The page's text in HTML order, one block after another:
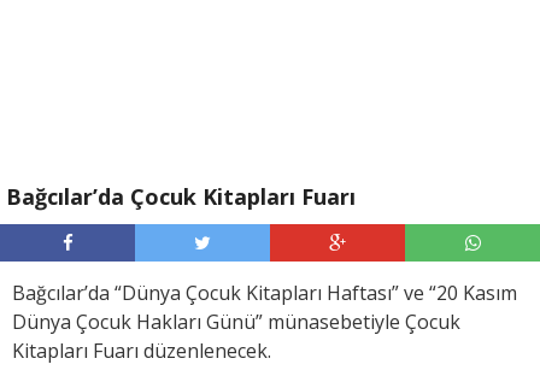
Bağcılar’da Çocuk Kitapları Fuarı
Bağcılar’da “Dünya Çocuk Kitapları Haftası” ve “20 Kasım
Dünya Çocuk Hakları Günü” münasebetiyle Çocuk
Kitapları Fuarı düzenlenecek.